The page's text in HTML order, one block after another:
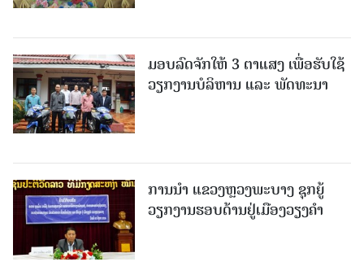
ມອບລົດຈັກໃຫ້ 3 ຕາແສງ ເພື່ອຮັບໃຊ້
ວຽກງານບໍລິຫານ ແລະ ພັດທະນາ
ການນຳ ແຂວງຫຼວງພະບາງ ຊຸກຍູ້
ວຽກງານຮອບດ້ານຢູ່ເມືອງວຽງຄໍາ